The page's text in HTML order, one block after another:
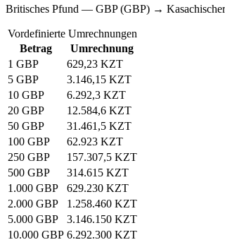
Britisches Pfund — GBP (GBP) →
Vordefinierte Umrechnungen
Betrag
Umrechnung
1 GBP
629,23 KZT
5 GBP
3.146,15 KZT
10 GBP
6.292,3 KZT
20 GBP
12.584,6 KZT
50 GBP
31.461,5 KZT
100 GBP
62.923 KZT
250 GBP
157.307,5 KZT
500 GBP
314.615 KZT
1.000 GBP
629.230 KZT
2.000 GBP
1.258.460 KZT
5.000 GBP
3.146.150 KZT
10.000 GBP 6.292.300 KZT